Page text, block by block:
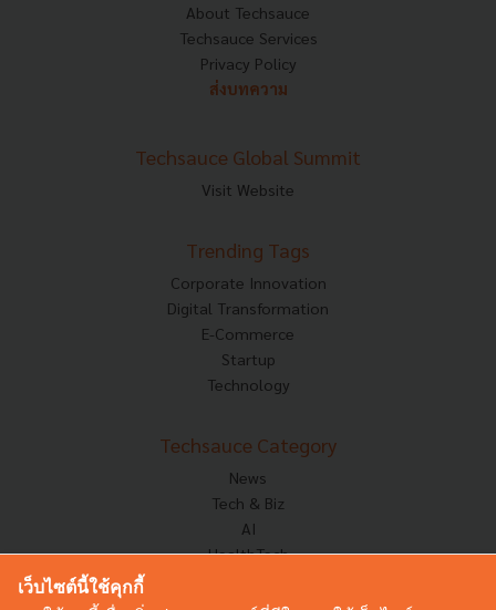
About Techsauce
Techsauce Services
Privacy Policy
ส่งบทความ
Techsauce Global Summit
Visit Website
Trending Tags
Corporate Innovation
Digital Transformation
E-Commerce
Startup
Technology
Techsauce Category
News
Tech & Biz
AI
HealthTech
Corp Innov
เว็บไซต์นี้ใช้คุกกี้